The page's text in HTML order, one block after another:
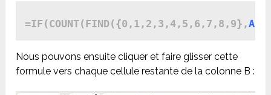
=IF(COUNT(FIND({0,1,2,3,4,5,6,7,8,9},A2
Nous pouvons ensuite cliquer et faire glisser cette
formule vers chaque cellule restante de la colonne B :